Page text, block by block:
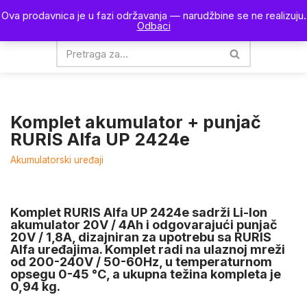
Ova prodavnica je u fazi održavanja — narudžbine se ne realizuju.
Odbaci
na
0
Komplet akumulator + punjač
RURIS Alfa UP 2424e
Akumulatorski uređaji
Komplet RURIS Alfa UP 2424e sadrži Li-Ion
akumulator 20V / 4Ah i odgovarajući punjač
20V / 1,8A, dizajniran za upotrebu sa RURIS
Alfa uređajima. Komplet radi na ulaznoj mreži
od 200-240V / 50-60Hz, u temperaturnom
opsegu 0-45 °C, a ukupna težina kompleta je
0,94 kg.